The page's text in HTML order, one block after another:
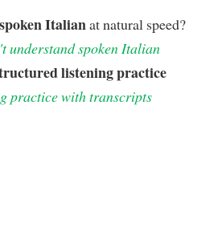
Italianat natural speed?
understand spoken Italian
listening practice
practice with transcripts